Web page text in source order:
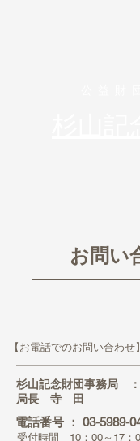
お問い
【お電話でのお問い合わせ】
杉山記念財団事務局
局長 寺 田
電話番号 ： 03-5989-
受付時間 10：00～17：